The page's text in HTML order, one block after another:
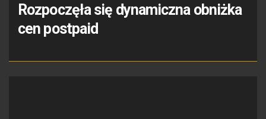
Rozpoczęła się dynamiczna obniżka
cen postpaid